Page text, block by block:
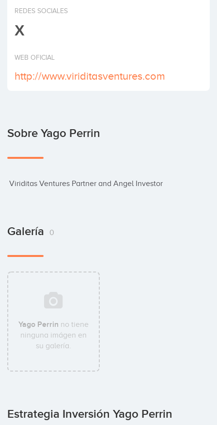
Invertir
REDES SOCIALES
X
WEB OFICIAL
http://www.viriditasventures.com
Sobre Yago Perrin
Viriditas Ventures Partner and Angel Investor
Galería 0
Yago Perrin no tiene
ninguna imágen en
su galería.
Estrategia Inversión Yago Perrin